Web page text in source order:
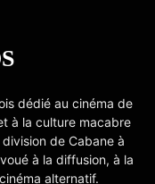
dédié au cinéma de
à la culture macabre
de Cabane à
à la diffusion, à la
alternatif.